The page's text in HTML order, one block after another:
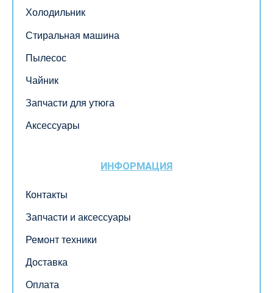
Холодильник
Стиральная машина
Пылесос
Чайник
Запчасти для утюга
Аксессуары
ИНФОРМАЦИЯ
Контакты
Запчасти и аксессуары
Ремонт техники
Доставка
Оплата